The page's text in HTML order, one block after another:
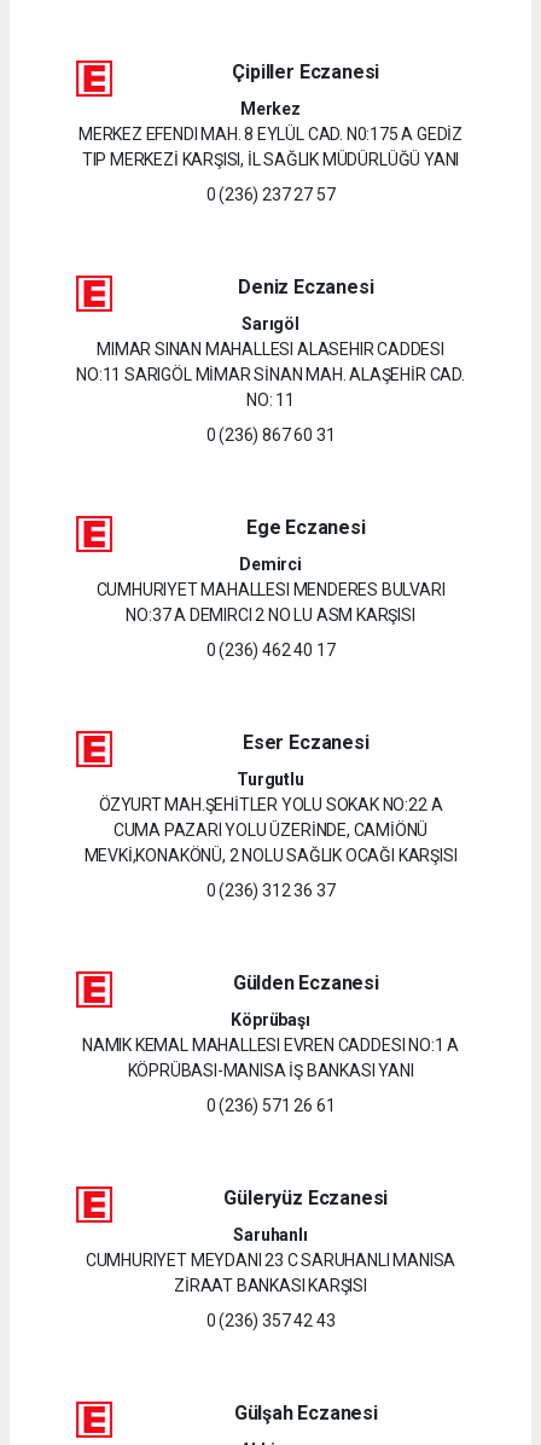
Çipiller Eczanesi
Merkez
MERKEZ EFENDI MAH. 8 EYLÜL CAD. N0:175 A GEDİZ
TIP MERKEZİ KARŞISI, İL SAĞLIK MÜDÜRLÜĞÜ YANI
0 (236) 237 27 57
Deniz Eczanesi
Sarıgöl
MIMAR SINAN MAHALLESI ALASEHIR CADDESI
NO:11 SARIGÖL MİMAR SİNAN MAH. ALAŞEHİR CAD.
NO: 11
0 (236) 867 60 31
Ege Eczanesi
Demirci
CUMHURIYET MAHALLESI MENDERES BULVARI
NO:37 A DEMIRCI 2 NO LU ASM KARŞISI
0 (236) 462 40 17
Eser Eczanesi
Turgutlu
ÖZYURT MAH.ŞEHİTLER YOLU SOKAK NO:22 A
CUMA PAZARI YOLU ÜZERİNDE, CAMİÖNÜ
MEVKİ,KONAKÖNÜ, 2 NOLU SAĞLIK OCAĞI KARŞISI
0 (236) 312 36 37
Gülden Eczanesi
Köprübaşı
NAMIK KEMAL MAHALLESI EVREN CADDESI NO:1 A
KÖPRÜBASI-MANISA İŞ BANKASI YANI
0 (236) 571 26 61
Güleryüz Eczanesi
Saruhanlı
CUMHURIYET MEYDANI 23 C SARUHANLI MANISA
ZİRAAT BANKASI KARŞISI
0 (236) 357 42 43
Gülşah Eczanesi